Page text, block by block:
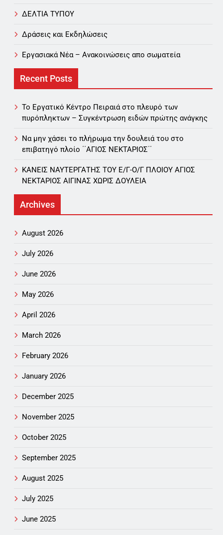
ΔΕΛΤΙΑ ΤΥΠΟΥ
Δράσεις και Εκδηλώσεις
Εργασιακά Νέα – Aνακοινώσεις απο σωματεία
Recent Posts
Το Εργατικό Κέντρο Πειραιά στο πλευρό των
πυρόπληκτων – Συγκέντρωση ειδών πρώτης ανάγκης
Να μην χάσει το πλήρωμα την δουλειά του στο
επιβατηγό πλοίο ΄΄ΑΓΙΟΣ ΝΕΚΤΑΡΙΟΣ΄΄
ΚΑΝΕΙΣ ΝΑΥΤΕΡΓΑΤΗΣ TOY Ε/Γ-Ο/Γ ΠΛΟΙΟY ΑΓΙΟΣ
ΝΕΚΤΑΡΙΟΣ ΑΙΓΙΝΑΣ ΧΩΡΙΣ ΔΟΥΛΕΙΑ
Archives
August 2026
July 2026
June 2026
May 2026
April 2026
March 2026
February 2026
January 2026
December 2025
November 2025
October 2025
September 2025
August 2025
July 2025
June 2025